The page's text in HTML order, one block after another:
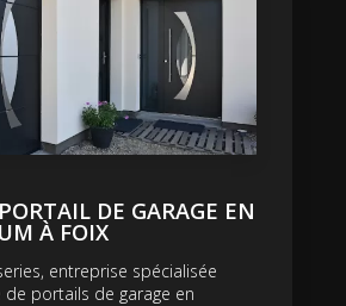
DE GARAGE EN
À FOIX
entreprise spécialisée
portails de garage en